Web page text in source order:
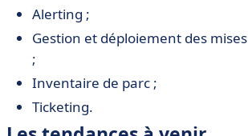
Alerting ;
Gestion et déploiement des
;
Inventaire de parc ;
Ticketing.